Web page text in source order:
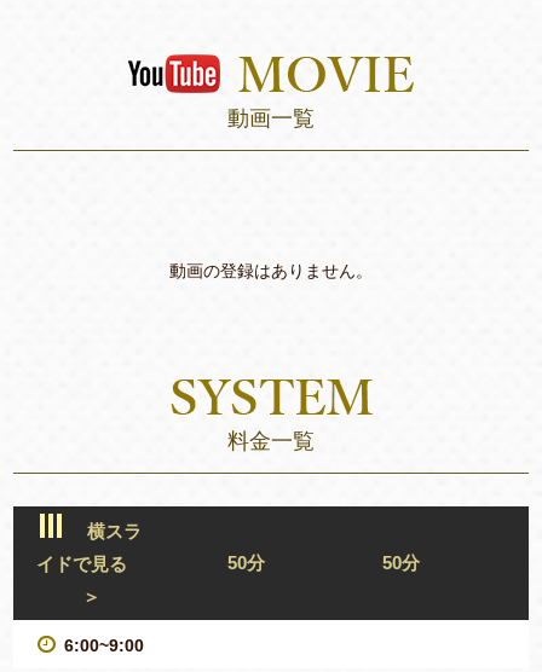
動画一覧
動画の登録はありません。
料金一覧
横スラ
イドで見る
＞
50分 50分
6:00~9:00